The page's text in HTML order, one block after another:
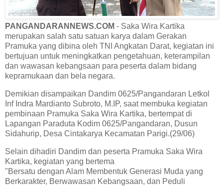
PANGANDARANNEWS.COM - Saka Wira Kartika
merupakan salah satu satuan karya dalam Gerakan
Pramuka yang dibina oleh TNI Angkatan Darat, kegiatan ini
bertujuan untuk meningkatkan pengetahuan, keterampilan
dan wawasan kebangsaan para peserta dalam bidang
kepramukaan dan bela negara.
Demikian disampaikan Dandim 0625/Pangandaran Letkol
Inf Indra Mardianto Subroto, M.IP, saat membuka kegiatan
pembinaan Pramuka Saka Wira Kartika, bertempat di
Lapangan Paraduta Kodim 0625/Pangandaran, Dusun
Sidahurip, Desa Cintakarya Kecamatan Parigi.(29/06)
Selain dihadiri Dandim dan peserta Pramuka Saka Wira
Kartika, kegiatan yang bertema
"Bersatu dengan Alam Membentuk Generasi Muda yang
Berkarakter, Berwawasan Kebangsaan, dan Peduli